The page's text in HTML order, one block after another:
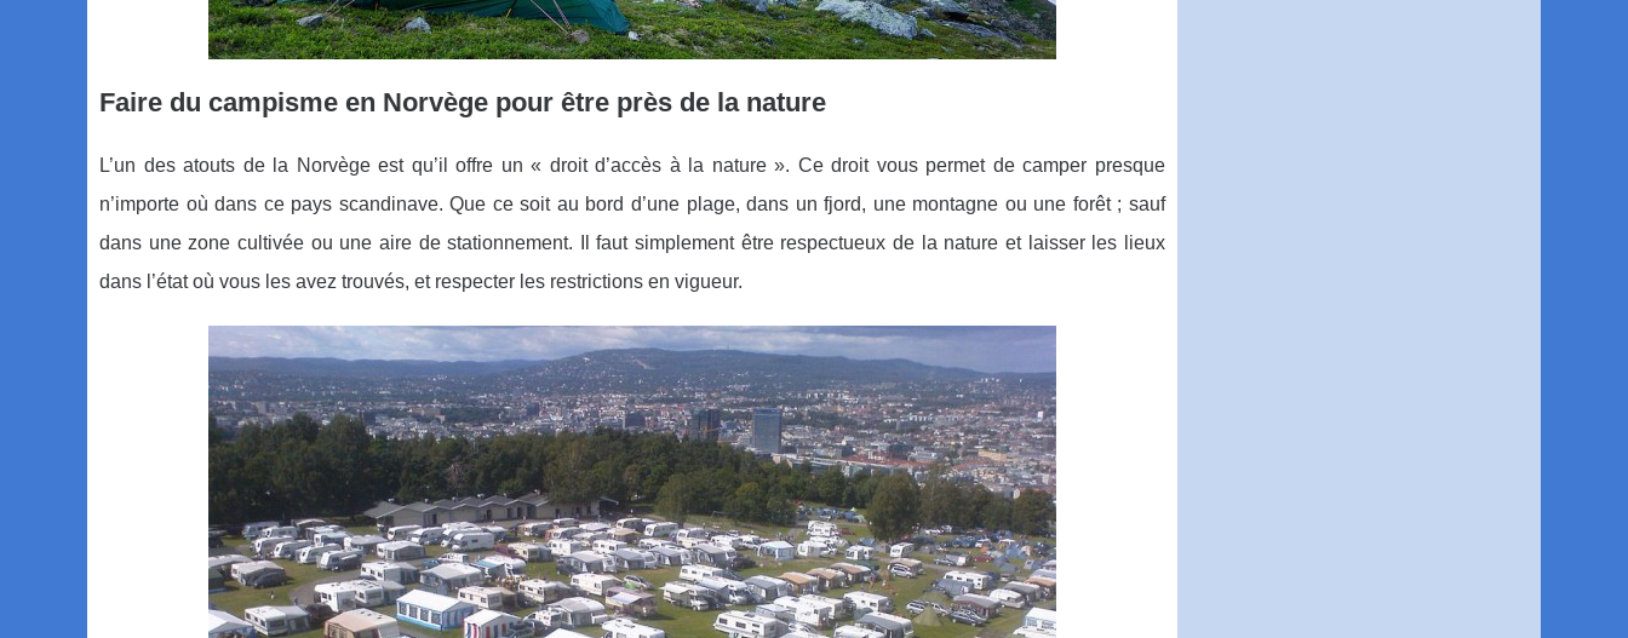
Faire du campisme en Norvège pour être près de la nature
L’un des atouts de la Norvège est qu’il offre un « droit d’accès à la nature ». Ce droit vous permet de camper presque
n’importe où dans ce pays scandinave. Que ce soit au bord d’une plage, dans un fjord, une montagne ou une forêt ; sauf
dans une zone cultivée ou une aire de stationnement. Il faut simplement être respectueux de la nature et laisser les lieux
dans l’état où vous les avez trouvés, et respecter les restrictions en vigueur.